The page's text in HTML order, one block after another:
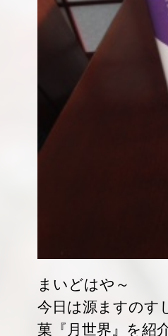
まいどはや～
今日は源ますのす
菓『月世界』を紹